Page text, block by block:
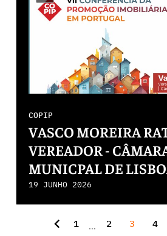
COPIP
VASCO MOREIRA
VEREADOR -
MUNICPAL DE
2026
19 JUNHO 2026
chevron_left 1 ... 2 3 4